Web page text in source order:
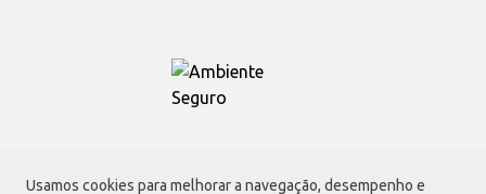
Usamos cookies para melhorar a navegação, desempenho e
Atacadão S.A.